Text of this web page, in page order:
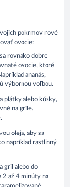
pokrmov nové
ovocie:
rovnako dobre
ovocie, ktoré
ananás,
výbornou voľbou.
plátky alebo kúsky,
na grile.
oleja, aby sa
napríklad rastlinný
gril alebo do
2 až 4 minúty na